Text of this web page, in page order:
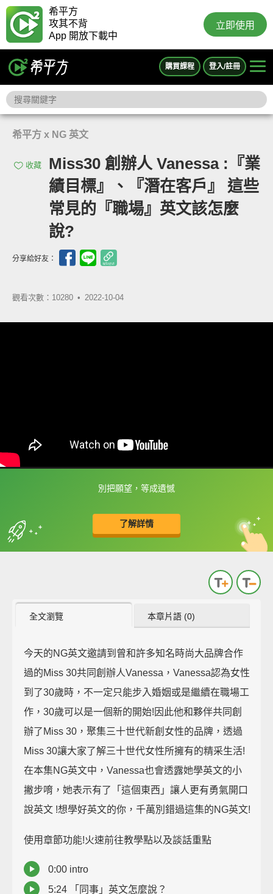
希平方
攻其不背
App 開放下載中
立即使用
購買課程 登入/註冊
希平方 x NG 英文
收藏
Miss30 創辦人 Vanessa :『業
績目標』、『潛在客戶』 這些
常見的『職場』英文該怎麼
說?
分享給好友：
觀看次數：10280 • 2022-10-04
別把願望，等成遺憾
了解詳情
框選或點兩下字幕可以直接查字典喔！
全文瀏覽 本章片語 (0)
今天的NG英文邀請到曾和許多知名時尚大品牌合作
過的Miss 30共同創辦人Vanessa，Vanessa認為女性
到了30歲時，不一定只能步入婚姻或是繼續在職場工
作，30歲可以是一個新的開始!因此他和夥伴共同創
辦了Miss 30，聚集三十世代新創女性的品牌，透過
Miss 30讓大家了解三十世代女性所擁有的精采生活!
在本集NG英文中，Vanessa也會透露她學英文的小
撇步唷，她表示有了「這個東西」讓人更有勇氣開口
說英文 !想學好英文的你，千萬別錯過這集的NG英文!
使用章節功能!火速前往教學點以及談話重點
0:00 intro
5:24 「同事」英文怎麼說？